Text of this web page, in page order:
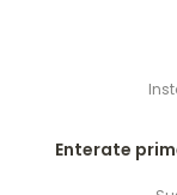
Enterate